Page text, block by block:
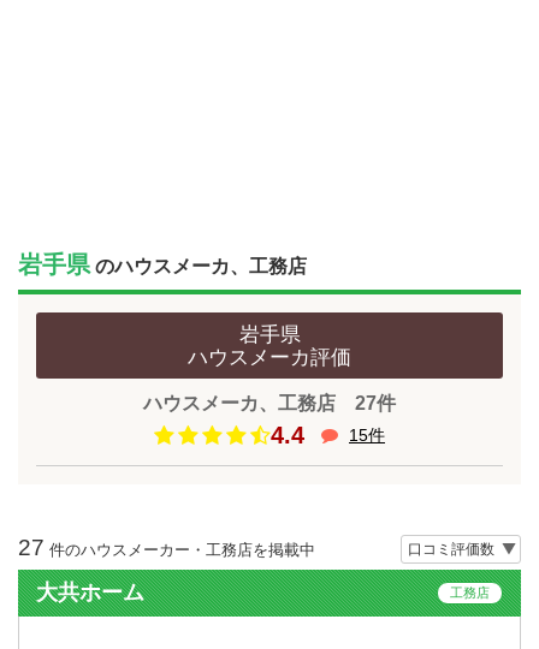
岩手県 のハウスメーカ、工務店
岩手県
ハウスメーカ評価
ハウスメーカ、工務店 27件
4.4 15件
27 件のハウスメーカー・工務店を掲載中
大共ホーム 工務店